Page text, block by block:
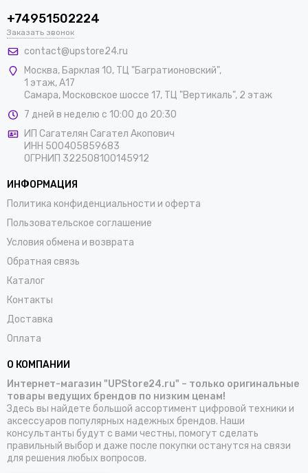
+74951502224
Заказать звонок
contact@upstore24.ru
Москва, Барклая 10, ТЦ "Багратионовский",
1 этаж, А17
Самара, Московское шоссе 17, ТЦ "Вертикаль", 2 этаж
7 дней в неделю с 10:00 до 20:30
ИП Сагателян Сагател Акопович
ИНН 500405859683
ОГРНИП 322508100145912
ИНФОРМАЦИЯ
Политика конфиденциальности и оферта
Пользовательское соглашение
Условия обмена и возврата
Обратная связь
Каталог
Контакты
Доставка
Оплата
О КОМПАНИИ
Интернет-магазин "UPStore24.ru" – только оригинальные
товары ведущих брендов по низким ценам!
Здесь вы найдете большой ассортимент цифровой техники и
аксессуаров популярных надежных брендов. Наши
консультанты будут с вами честны, помогут сделать
правильный выбор и даже после покупки останутся на связи
для решения любых вопросов.